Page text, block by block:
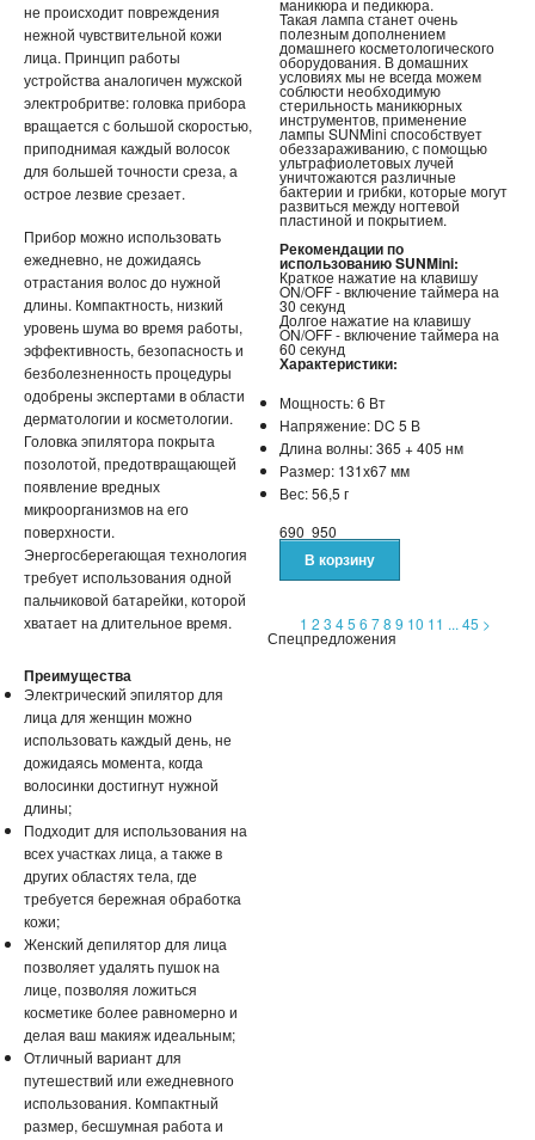
АНТИДОЖДЬ
ДЕРЖАТЕЛИ ДЛЯ ТЕЛЕФОНОВ
СПОРТИВНЫЕ ТОВАРЫ
ТРЕНИРОВОЧНЫЕ МАСКИ
ТОВАРЫ ДЛЯ ФИТНЕСА
ТОВАРЫ ДЛЯ ТРЕНИРОВОК
ТОВАРЫ ДЛЯ ПЛЯЖА
НАДУВНОЙ ДИВАН ЛАМЗАК
НАДУВНЫЕ МАТРАСЫ И КРУГИ
ГАДЖЕТЫ
УМНЫЕ ЧАСЫ SMART WATCH
POWER BANK (ПОВЕР БАНК)
МИНИ КАМЕРЫ
АКСЕССУАРЫ ДЛЯ ТЕЛЕФОНОВ
ПОРТАТИВНЫЕ КОЛОНКИ
НАУШНИКИ
ТВ ПРИСТАВКИ
КАРАОКЕ МИКРОФОНЫ
ОЧКИ ВИРТУАЛЬНОЙ РЕАЛЬНОСТИ
не происходит повреждения
нежной чувствительной кожи
лица. Принцип работы
устройства аналогичен мужской
электробритве: головка прибора
вращается с большой скоростью,
приподнимая каждый волосок
для большей точности среза, а
острое лезвие срезает.
Прибор можно использовать
ежедневно, не дожидаясь
отрастания волос до нужной
длины. Компактность, низкий
уровень шума во время работы,
эффективность, безопасность и
безболезненность процедуры
одобрены экспертами в области
дерматологии и косметологии.
Головка эпилятора покрыта
позолотой, предотвращающей
появление вредных
микроорганизмов на его
поверхности.
Энергосберегающая технология
требует использования одной
пальчиковой батарейки, которой
хватает на длительное время.
Преимущества
Электрический эпилятор для
лица для женщин можно
использовать каждый день, не
дожидаясь момента, когда
волосинки достигнут нужной
длины;
Подходит для использования на
всех участках лица, а также в
других областях тела, где
требуется бережная обработка
кожи;
Женский депилятор для лица
позволяет удалять пушок на
лице, позволяя ложиться
косметике более равномерно и
делая ваш макияж идеальным;
Отличный вариант для
путешествий или ежедневного
использования. Компактный
размер, бесшумная работа и
маникюра и педикюра.
Такая лампа станет очень
полезным дополнением
домашнего косметологического
оборудования. В домашних
условиях мы не всегда можем
соблюсти необходимую
стерильность маникюрных
инструментов, применение
лампы SUNMini способствует
обеззараживанию, с помощью
ультрафиолетовых лучей
уничтожаются различные
бактерии и грибки, которые могут
развиться между ногтевой
пластиной и покрытием.
Рекомендации по
использованию SUNMini:
Краткое нажатие на клавишу
ON/OFF - включение таймера на
30 секунд
Долгое нажатие на клавишу
ON/OFF - включение таймера на
60 секунд
Характеристики:
Мощность: 6 Вт
Напряжение: DC 5 В
Длина волны: 365 + 405 нм
Размер: 131х67 мм
Вес: 56,5 г
690 950
1 2 3 45 6 78 9 10 11 ... 45 >
Спецпредложения